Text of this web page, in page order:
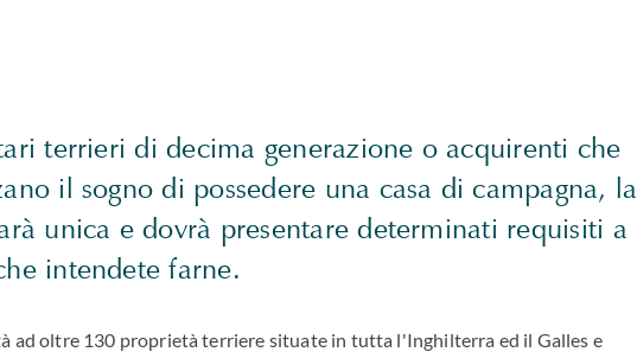
terrieri di decima generazione o acquirenti che
il sogno di possedere una casa di campagna, la
unica e dovrà presentare determinati requisiti a
intendete farne.
ad oltre 130 proprietà terriere situate in tutta l'Inghilterra ed il Galles e